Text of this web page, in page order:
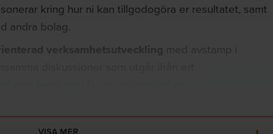
kring hur ni kan tillgodogöra er resultatet, samt
andra bolag.
verksamhetsutveckling
med avstamp i
VISA MER